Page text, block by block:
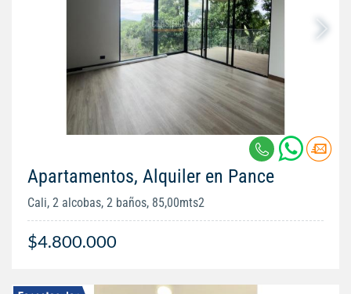
Apartamentos, Alquiler en Pance
Cali, 2 alcobas, 2 baños, 85,00mts2
$4.800.000